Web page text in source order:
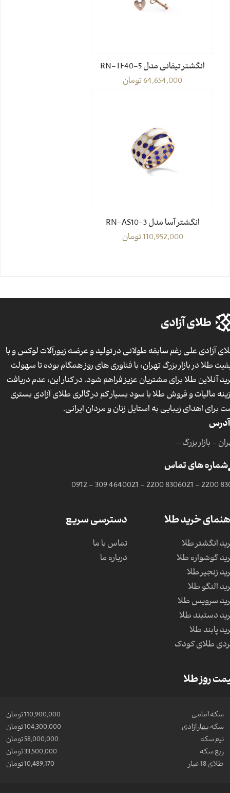
انگشتر تیفانی مدل RN-TF40-5
64,654,000تومان
انگشتر آسا مدل RN-AS10-3
110,952,000تومان
آزادی علی رغم سابقه طولانی در تولید و عرضه زیورآلات لوکس و با
طلا در بازار بزرگ تهران، با فناوری های روز همگام بوده تا سهولت
آنلاین طلا برای مشتریان عزیز فراهم شود. در کنار این، عدم دریافت
مالیات و فروش طلا با سود بسیار کم در گالری طلای آزادی بستری
برای اهدای زیبایی به استایل زنان و مردان ایرانی.
آدرس
- بازار بزرگ -
شماره های تماس
021 - 2200
021 - 2200 8306
0912 - 309 4640
خرید طلا
انگشتر طلا
گوشواره طلا
زنجیر طلا
النگو طلا
سرویس طلا
دستبند طلا
پابند طلا
طلای کودک
دسترسی سریع
تماس با ما
درباره ما
روز طلا
سکه امامی
110,900,000 تومان
سکه بهار ازادی
104,300,000 تومان
نیم سکه
58,000,000 تومان
ربع سکه
33,500,000 تومان
طلای 18 عیار
10,489,170 تومان